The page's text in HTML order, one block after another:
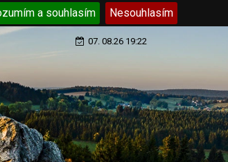
a souhlasím Nesouhlasím
07. 08.26 19:22